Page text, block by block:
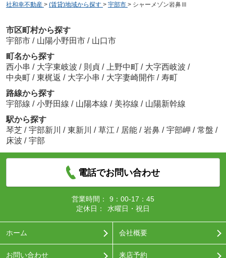
社和幸不動産 > (賃貸)地域から探す > 宇部市 > シャーメゾン岩鼻Ⅲ
市区町村から探す
宇部市 / 山陽小野田市 / 山口市
町名から探す
西小串 / 大字東岐波 / 則貞 / 上野中町 / 大字西岐波 /
中央町 / 東梶返 / 大字小串 / 大字妻崎開作 / 寿町
路線から探す
宇部線 / 小野田線 / 山陽本線 / 美祢線 / 山陽新幹線
駅から探す
琴芝 / 宇部新川 / 東新川 / 草江 / 居能 / 岩鼻 / 宇部岬 / 常盤 /
床波 / 宇部
電話でお問い合わせ
営業時間：
9：00-17：45
定休日：
水曜日・祝日
ホーム 会社概要
お問い合わせ 来店予約